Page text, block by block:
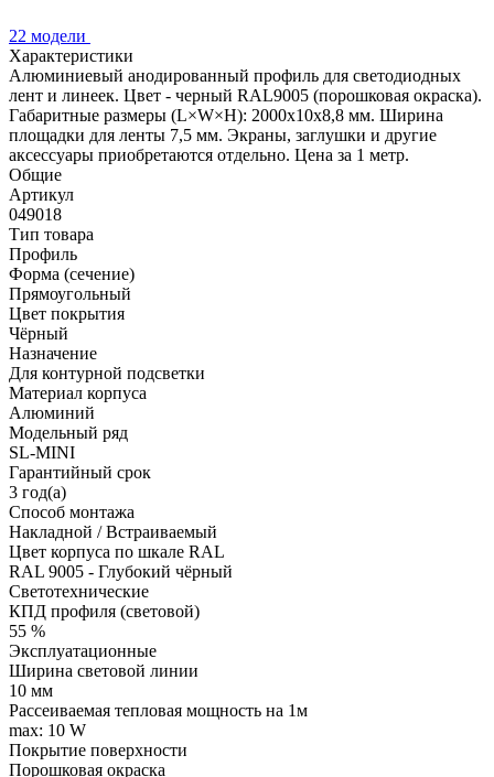
22 модели
Характеристики
Алюминиевый анодированный профиль для светодиодных
лент и линеек. Цвет - черный RAL9005 (порошковая окраска).
Габаритные размеры (L×W×H): 2000x10x8,8 мм. Ширина
площадки для ленты 7,5 мм. Экраны, заглушки и другие
аксессуары приобретаются отдельно. Цена за 1 метр.
Общие
Артикул
049018
Тип товара
Профиль
Форма (сечение)
Прямоугольный
Цвет покрытия
Чёрный
Назначение
Для контурной подсветки
Материал корпуса
Алюминий
Модельный ряд
SL-MINI
Гарантийный срок
3 год(а)
Способ монтажа
Накладной / Встраиваемый
Цвет корпуса по шкале RAL
RAL 9005 - Глубокий чёрный
Светотехнические
КПД профиля (cветовой)
55 %
Эксплуатационные
Ширина световой линии
10 мм
Рассеиваемая тепловая мощность на 1м
max: 10 W
Покрытие поверхности
Порошковая окраска